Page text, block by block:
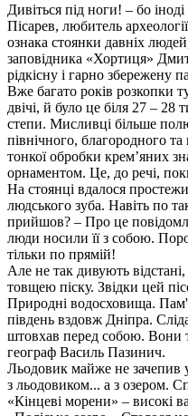
Дивiться пiд ноги! – бо iнодi
Пiсарев, любитель
ознака стоянки давнiх
заповiдника «Хортиця»
рiдкiсну i гарно збережену
Вже багато рокiв розкопки
двiчi, й було це бiля 27 – 28
степи. Мисливцi бiльше
пiвнiчного, благородного
тонкоï обробки крем’яних
орнаментом. Це, до речi,
На стоянцi вдалося
людського зуба. Навiть по
прийшов? – Про це
люди носили ïï з собою.
тiльки по прямiй!
Але не так дивують
товщею пiску. Звiдки цей
Природні водосховища.
південь вздовж Дніпра.
штовхав перед собою. Вони
географ Василь Пазинич.
Льодовик майже не зачепив
з льодовиком... а з озером.
«Кінцеві морени» – високі